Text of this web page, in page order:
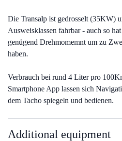
Die Transalp ist gedrosselt (35KW)
Ausweisklassen fahrbar - auch so
genügend Drehmomemnt um zu
haben.
Verbrauch bei rund 4 Liter pro
Smartphone App lassen sich
dem Tacho spiegeln und bedienen.
Additional equipment